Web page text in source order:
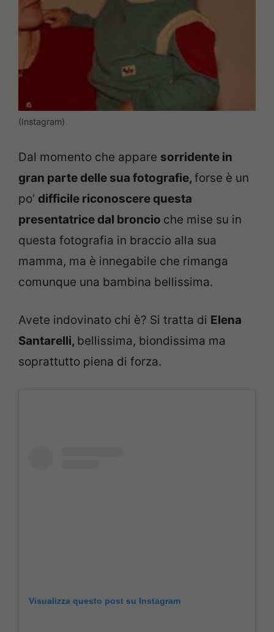
(Instagram)
Dal momento che appare sorridente in
gran parte delle sua fotografie, forse è un
po’ difficile riconoscere questa
presentatrice dal broncio che mise su in
questa fotografia in braccio alla sua
mamma, ma è innegabile che rimanga
comunque una bambina bellissima.
Avete indovinato chi è? Si tratta di Elena
Santarelli, bellissima, biondissima ma
soprattutto piena di forza.
Visualizza questo post su Instagram